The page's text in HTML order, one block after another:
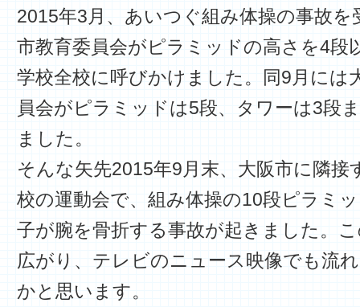
2015年3月、あいつぐ組み体操の事故を
市教育委員会がピラミッドの高さを4段
学校全校に呼びかけました。同9月には
員会がピラミッドは5段、タワーは3段
ました。
そんな矢先2015年9月末、大阪市に隣接
校の運動会で、組み体操の10段ピラミ
子が腕を骨折する事故が起きました。
広がり、テレビのニュース映像でも流
かと思います。